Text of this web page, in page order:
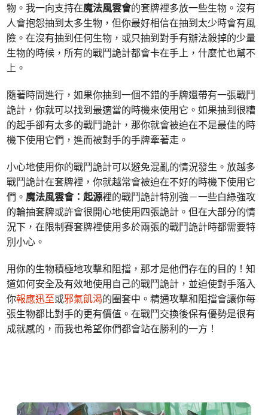
物。我一向支持在魔法風雲會的套牌裡多放一些生物。沒有
人會抱怨抽到太多生物，但你最好相信在抽到太少時會有風
險。在沒有抽到任何生物，或只抽到對手有辦法殺掉的少量
生物的時候，所有的戰鬥詭計都會卡在手上，什麼忙也幫不
上。
隨著時間進行，如果你抽到一個不錯的手牌還帶有一張戰鬥
詭計，你就可以找到最適當的時機來使用它。如果抽到很糟
的起手卻有太多的戰鬥詭計，那你就會被迫在不是最佳的時
機下使用它們，進而被對手的手牌牽著走。
小心地使用你的戰鬥詭計可以避免混亂的情況發生。放越多
戰鬥詭計在套牌裡，你就越常會被迫在不好的時機下使用它
們。 魔法風雲會：起源裡的戰鬥詭計特別強－一些白綠強攻
的輪抽套牌或許會很開心地使用四張詭計。但在大部分的情
況下，在限制賽套牌裡使用多於兩張的戰鬥詭計時都需要特
別小心。
用你的生物積極地攻擊和阻擋，那才是他們存在的目的！知
道如何安全及有效地使用自己的戰鬥詭計，並迫使對手落入
你報應迅至或邪氣飢渴的圈套中。精通攻擊和阻擋會讓你每
張生物都比對手的更有價值。在戰鬥交換後保有優勢是很有
成就感的，而我也希望你們都會站在勝利的一方！